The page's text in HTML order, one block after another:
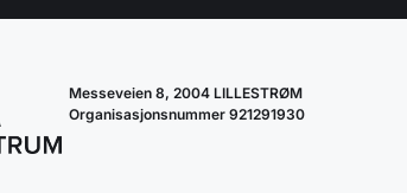
Messeveien 8, 2004 LILLESTRØM
Organisasjonsnummer 921291930